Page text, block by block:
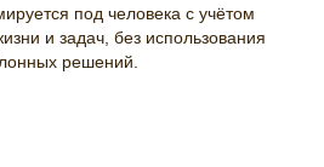
под человека с учётом
и задач, без использования
решений.